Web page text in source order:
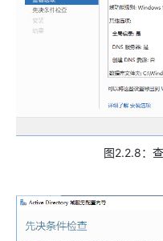
图2.2.8：